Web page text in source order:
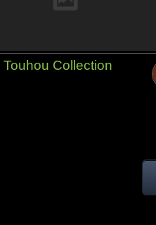
Touhou Collection